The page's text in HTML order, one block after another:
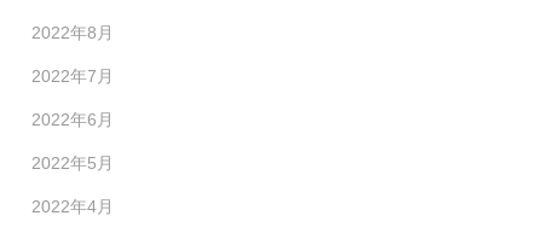
2022年8月
2022年7月
2022年6月
2022年5月
2022年4月